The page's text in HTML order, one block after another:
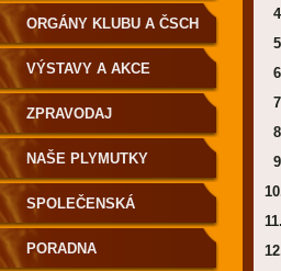
ORGÁNY KLUBU A ČSCH
VÝSTAVY A AKCE
ZPRAVODAJ
NAŠE PLYMUTKY
SPOLEČENSKÁ
KRONIKA
PORADNA